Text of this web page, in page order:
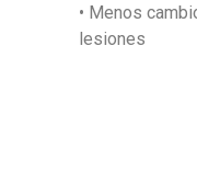
• Menos
lesiones